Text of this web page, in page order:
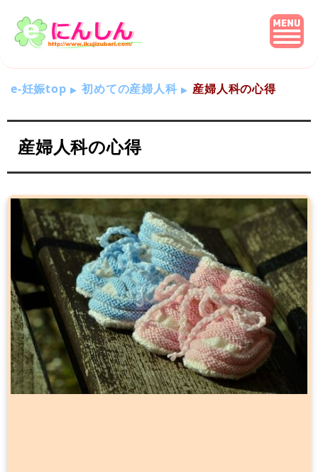
e-妊娠top 初めての産婦人科 産婦人科の心得
産婦人科の心得